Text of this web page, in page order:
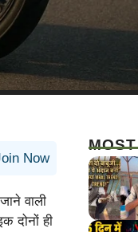
Now
वाली
दोनों ही